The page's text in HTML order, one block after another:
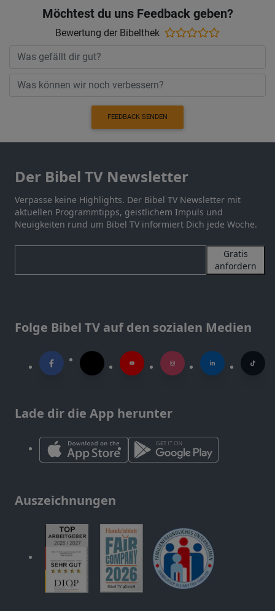
Möchtest du uns Feedback geben?
Bewertung der Bibelthek
FEEDBACK SENDEN
Der Bibel TV Newsletter
Verpasse keine Highlights. Der Bibel TV Newsletter mit
aktuellen Programmtipps, geistlichem Impuls und
Neuigkeiten rund um Bibel TV informiert Dich jede Woche.
Gratis
anfordern
Folge Bibel TV auf den sozialen Medien
Lade dir die App herunter
Auszeichnungen